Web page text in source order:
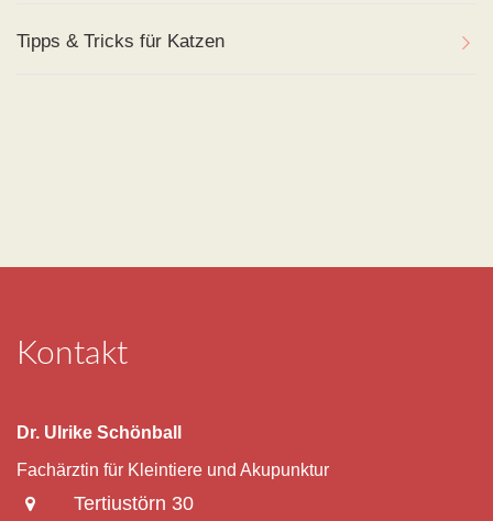
Tipps & Tricks für Katzen
Kontakt
Dr. Ulrike Schönball
Fachärztin für Kleintiere und Akupunktur
Tertiustörn 30